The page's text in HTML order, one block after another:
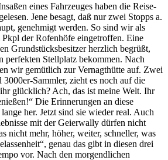
eines Fahrzeuges haben die Reise-
Jene besagt, daß nur zwei Stopps a.
genehmigt werden. So sind wir als
Pkpl der Rofenhöfe eingetroffen. Eine
Grundstücksbesitzer herzlich begrüßt,
perfekten Stellplatz bekommen. Nach
wir gemütlich zur Vernagthütte auf. Zwei
3000er-Sammler, zieht es noch auf die
glücklich? Ach, das ist meine Welt. Ihr
Die Erinnerungen an diese
her. Jetzt sind sie wieder real. Auch
mit der Geierwally dürfen nicht
nicht mehr, höher, weiter, schneller, was
genau das gibt in diesen drei
vor. Nach den morgendlichen